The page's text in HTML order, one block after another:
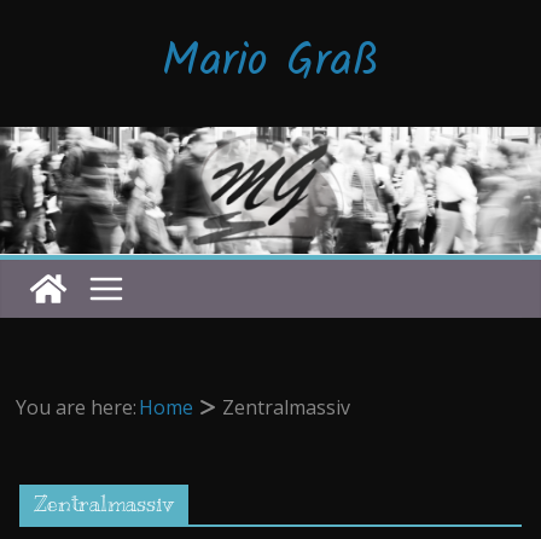
Mario Graß
You are here:Home Zentralmassiv
Zentralmassiv